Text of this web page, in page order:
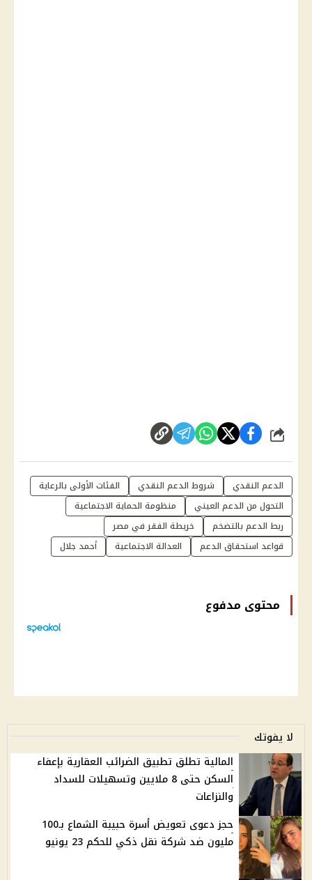
شارك
الدعم النقدي شروط الدعم النقدي
الفئات الأولى بالرعاية
التحول من الدعم العيني
منظومة الحماية الاجتماعية
ربط الدعم بالتضخم
خريطة الفقر في مصر
قواعد استحقاق الدعم
العدالة الاجتماعية أحمد جلال
محتوى مدفوع
لا يفوتك
المالية تطلق تطبيق الضرائب العقارية بإعفاء
السكن حتى 8 ملايين وتسهيلات للسداد
والنزاعات
حجز دعوى تعويض أسرة حبيبة الشماع بـ100
مليون ضد شركة نقل ذكي للحكم 23 يونيو